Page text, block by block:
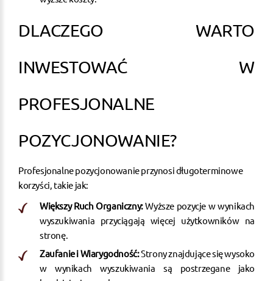
DLACZEGO WARTO
INWESTOWAĆ W
PROFESJONALNE
POZYCJONOWANIE?
Profesjonalne pozycjonowanie przynosi długoterminowe
korzyści, takie jak:
Większy Ruch Organiczny:Wyższe pozycje w wynikach
wyszukiwania przyciągają więcej użytkowników na
stronę.
Zaufanie i Wiarygodność:Strony znajdujące się wysoko
w wynikach wyszukiwania są postrzegane jako